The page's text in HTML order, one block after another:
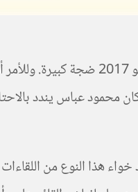
محمود عباس يندد
هذا النوع من